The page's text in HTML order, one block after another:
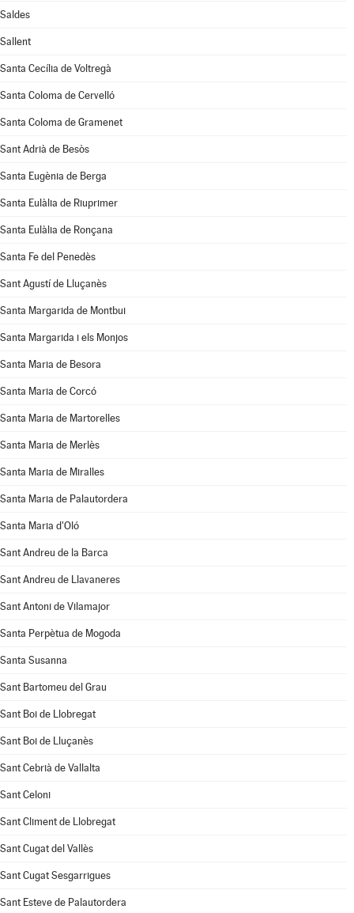
Saldes
Sallent
Santa Cecília de Voltregà
Santa Coloma de Cervelló
Santa Coloma de Gramenet
Sant Adrià de Besòs
Santa Eugènia de Berga
Santa Eulàlia de Riuprimer
Santa Eulàlia de Ronçana
Santa Fe del Penedès
Sant Agustí de Lluçanès
Santa Margarida de Montbui
Santa Margarida i els Monjos
Santa Maria de Besora
Santa Maria de Corcó
Santa Maria de Martorelles
Santa Maria de Merlès
Santa Maria de Miralles
Santa Maria de Palautordera
Santa Maria d'Oló
Sant Andreu de la Barca
Sant Andreu de Llavaneres
Sant Antoni de Vilamajor
Santa Perpètua de Mogoda
Santa Susanna
Sant Bartomeu del Grau
Sant Boi de Llobregat
Sant Boi de Lluçanès
Sant Cebrià de Vallalta
Sant Celoni
Sant Climent de Llobregat
Sant Cugat del Vallès
Sant Cugat Sesgarrigues
Sant Esteve de Palautordera